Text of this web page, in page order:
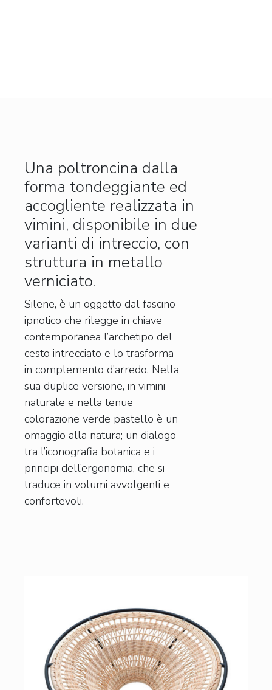
Una poltroncina dalla
forma tondeggiante ed
accogliente realizzata in
vimini, disponibile in due
varianti di intreccio, con
struttura in metallo
verniciato.
Silene, è un oggetto dal fascino
ipnotico che rilegge in chiave
contemporanea l’archetipo del
cesto intrecciato e lo trasforma
in complemento d’arredo. Nella
sua duplice versione, in vimini
naturale e nella tenue
colorazione verde pastello è un
omaggio alla natura; un dialogo
tra l’iconografia botanica e i
principi dell’ergonomia, che si
traduce in volumi avvolgenti e
confortevoli.